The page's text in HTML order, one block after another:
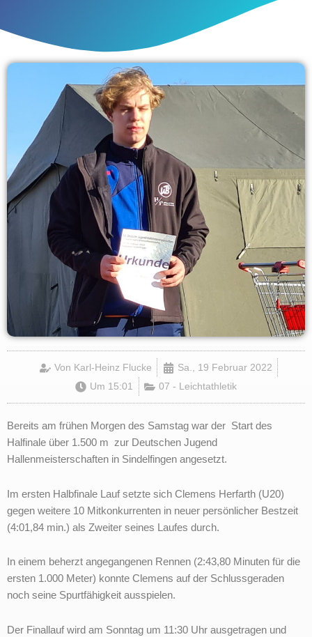
Von Karl-Heinz Flucke
Sa., 19 Februar 2022
Um 15:01 07 - Leichtathletik
Bereits am frühen Morgen des Samstag war der Start des
Halfinale über 1.500 m zur Deutschen Jugend
Hallenmeisterschaften in Sindelfingen angesetzt.
Im ersten Halbfinale Lauf setzte sich Clemens Herfarth (U20)
gegen weitere 10 Mitkonkurrenten in neuer persönlicher Bestzeit
(4:01,84 min.) als Zweiter seines Laufes durch.
In einem beherzt angegangenen Rennen (2:43,80 Minuten für die
ersten 1.000 Meter) konnte Clemens auf der Schlussgeraden
noch seine Spurtfähigkeit ausspielen.
Der Finallauf wird am Sonntag um 11:30 Uhr ausgetragen und